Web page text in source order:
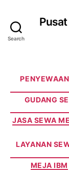
Search
GUDANG
JASA SEWA
LAYANAN
MEJA IBM